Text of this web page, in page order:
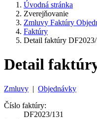
Úvodná stránka
Zverejňovanie
Zmluvy Faktúry
Faktúry
Detail faktúry DF2023/
Detail
Zmluvy | Objednávky
Číslo faktúry:
DF2023/131